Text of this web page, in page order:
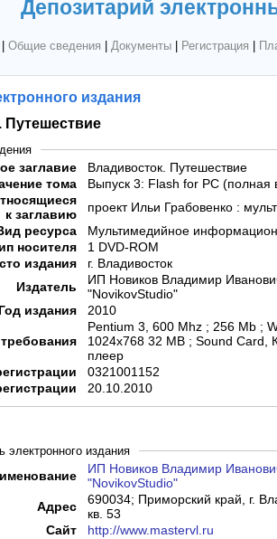
Депозитарий
Общие сведения Документы| Регистрация
издания
Путешествие
заглавие
Владивосток. Путешествие
тома
Выпуск 3: Flash for PC (полная
к заглавию
проект Ильи Грабовенко :
ресурса
Мультимедийное
носителя
1 DVD-ROM
издания
г. Владивосток
Издатель
ИП Новиков Владимир
"NovikovStudio"
Год издания
2010
Pentium 3, 600 Mhz ; 256 Mb ;
1024x768 32 MB ; Sound Card,
плеер
0321001152
20.10.2010
электронного издания
ИП Новиков Владимир
"NovikovStudio"
Адрес
690034; Приморский край, г.
кв. 53
Сайт
http://www.mastervl.ru